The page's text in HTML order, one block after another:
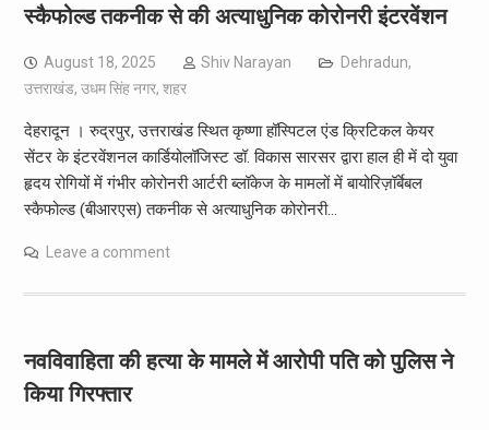
स्कैफोल्ड तकनीक से की अत्याधुनिक कोरोनरी इंटरवेंशन
August 18, 2025 Shiv Narayan Dehradun,
उत्तराखंड, उधम सिंह नगर, शहर
देहरादून । रुद्रपुर, उत्तराखंड स्थित कृष्णा हॉस्पिटल एंड क्रिटिकल केयर
सेंटर के इंटरवेंशनल कार्डियोलॉजिस्ट डॉ. विकास सारसर द्वारा हाल ही में दो युवा
हृदय रोगियों में गंभीर कोरोनरी आर्टरी ब्लॉकेज के मामलों में बायोरिज़ॉर्बेबल
स्कैफोल्ड (बीआरएस) तकनीक से अत्याधुनिक कोरोनरी…
Leave a comment
नवविवाहिता की हत्या के मामले में आरोपी पति को पुलिस ने
किया गिरफ्तार